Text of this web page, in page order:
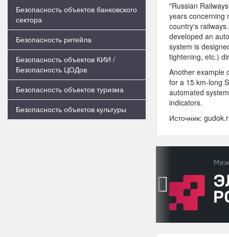
Безопасность объектов банковского
сектора
Безопасность ритейла
Безопасность объектов КИИ /
Безопасность ЦОДов
Безопасность объектов туризма
Безопасность объектов культуры
"Russian
years concerning
country's
developed an
system is
tightening, etc.)
Another example
for a 15 km-long
automated
indicators.
Источник:
‹